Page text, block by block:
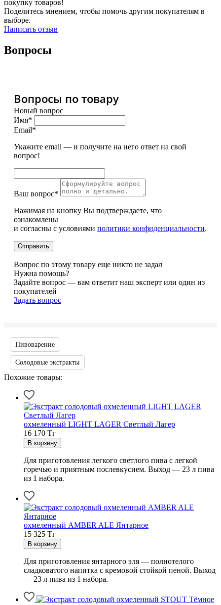
покупку товаров!
Поделитесь мнением, чтобы помочь другим покупателям в
выборе.
Написать отзыв
Вопросы
Вопросы по товару
Новый вопрос
Имя*
Email*
Укажите email — и получите на него ответ на свой
вопрос!
Ваш вопрос*
Нажимая на кнопку Вы подтверждаете, что
ознакомлены
и согласны с условиями политики конфиденциальности.
Вопрос по этому товару еще никто не задал
Нужна помощь?
Задайте вопрос — вам ответит наш эксперт или один из
покупателей
Задать вопрос
Пивоварение
Солодовые экстракты
Похожие товары:
охмеленный LIGHT LAGER Светлый Лагер
16 170 Тг
Для приготовления легкого светлого пива с легкой
горечью и приятным послевкусием. Выход — 23 л пива
из 1 набора.
охмеленный AMBER ALE Янтарное
15 325 Тг
Для приготовления янтарного эля — полнотелого
сладковатого напитка с кремовой стойкой пеной. Выход
— 23 л пива из 1 набора.